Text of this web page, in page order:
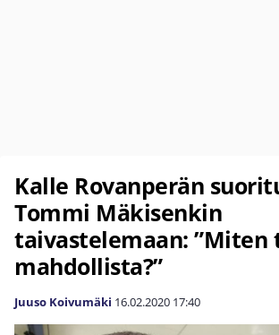
Kalle Rovanperän
Tommi Mäkisenkin
taivastelemaan: ”Miten
mahdollista?”
Juuso Koivumäki 16.02.2020 17:40